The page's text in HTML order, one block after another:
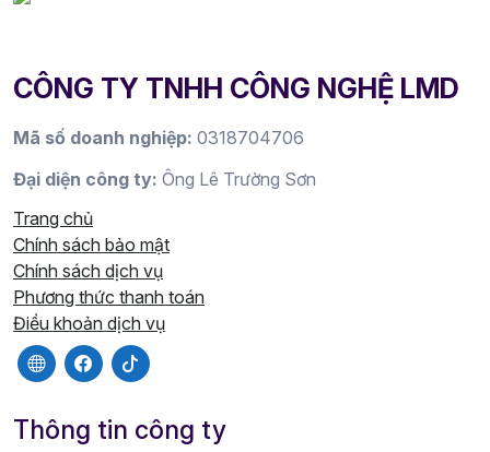
CÔNG TY TNHH CÔNG NGHỆ LMD
Mã số doanh nghiệp: 0318704706
Đại diện công ty: Ông Lê Trường Sơn
Trang chủ
Chính sách bảo mật
Chính sách dịch vụ
Phương thức thanh toán
Điều khoản dịch vụ
Thông tin công ty